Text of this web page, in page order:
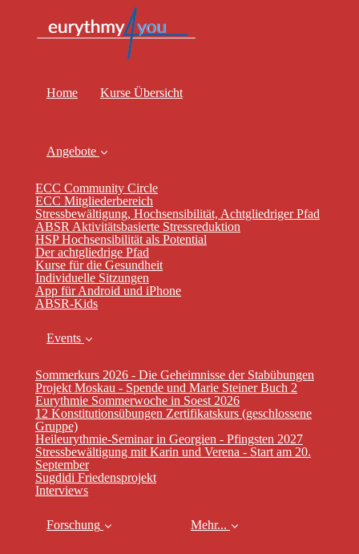
Home Kurse Übersicht
Angebote
ECC Community Circle
ECC Mitgliederbereich
Stressbewältigung, Hochsensibilität, Achtgliedriger Pfad
ABSR Aktivitätsbasierte Stressreduktion
HSP Hochsensibilität als Potential
Der achtgliedrige Pfad
Kurse für die Gesundheit
Individuelle Sitzungen
App für Android und iPhone
ABSR-Kids
Events
Sommerkurs 2026 - Die Geheimnisse der Stabübungen
Projekt Moskau - Spende und Marie Steiner Buch 2
Eurythmie Sommerwoche in Soest 2026
12 Konstitutionsübungen Zertifikatskurs (geschlossene
Gruppe)
Heileurythmie-Seminar in Georgien - Pfingsten 2027
Stressbewältigung mit Karin und Verena - Start am 20.
September
Sugdidi Friedensprojekt
Interviews
Forschung Mehr...